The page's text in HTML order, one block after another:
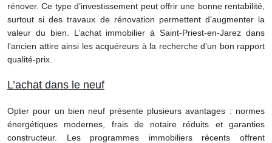
rénover. Ce type d’investissement peut offrir une bonne rentabilité,
surtout si des travaux de rénovation permettent d’augmenter la
valeur du bien. L’achat immobilier à Saint-Priest-en-Jarez dans
l’ancien attire ainsi les acquéreurs à la recherche d’un bon rapport
qualité-prix.
L’achat dans le neuf
Opter pour un bien neuf présente plusieurs avantages : normes
énergétiques modernes, frais de notaire réduits et garanties
constructeur. Les programmes immobiliers récents offrent